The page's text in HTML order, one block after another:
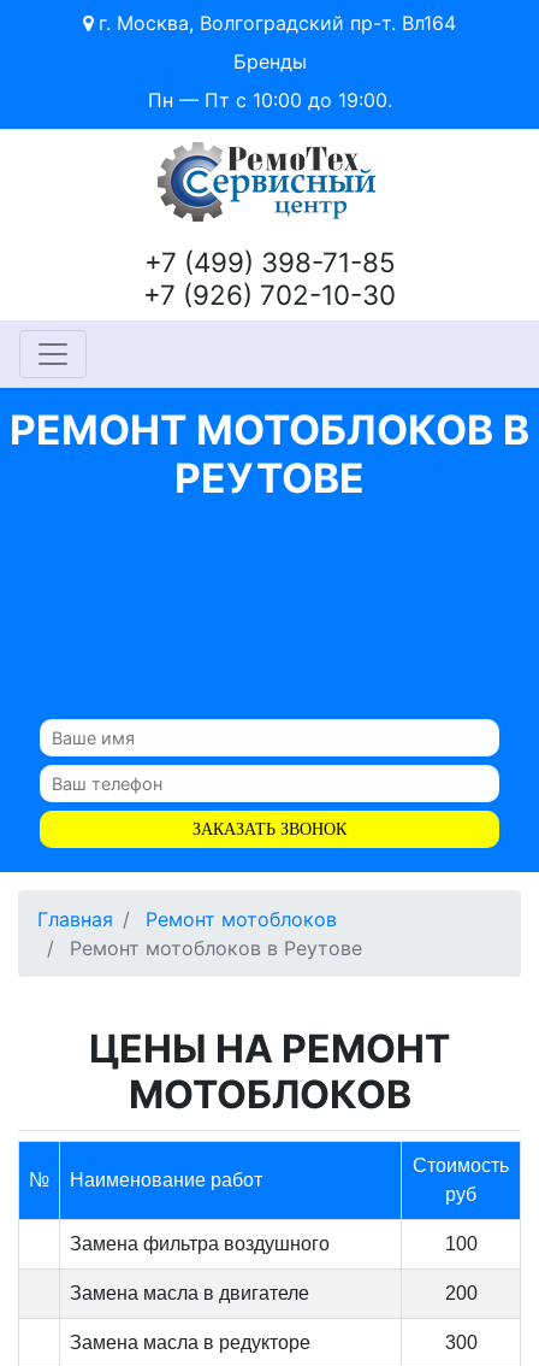
г. Москва, Волгоградский пр-т. Вл164
Бренды
Пн — Пт с 10:00 до 19:00.
+7 (499) 398-71-85
+7 (926) 702-10-30
РЕМОНТ МОТОБЛОКОВ В
РЕУТОВЕ
ЗАКАЗАТЬ ЗВОНОК
Главная
Ремонт мотоблоков
Ремонт мотоблоков в Реутове
ЦЕНЫ НА РЕМОНТ
МОТОБЛОКОВ
№ Наименование работ
Стоимость
руб
Замена фильтра воздушного 100
Замена масла в двигателе 200
Замена масла в редукторе 300